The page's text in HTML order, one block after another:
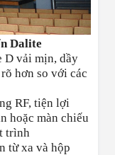
Dalite
D vải mịn, dầy
hơn so với các
RF, tiện lợi
hoặc màn chiếu
trình
từ xa và hộp